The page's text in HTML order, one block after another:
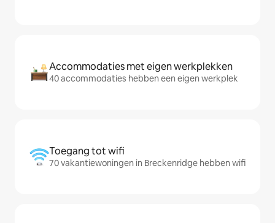
Accommodaties met eigen werkplekken
40 accommodaties hebben een eigen werkplek
Toegang tot wifi
70 vakantiewoningen in Breckenridge hebben wifi